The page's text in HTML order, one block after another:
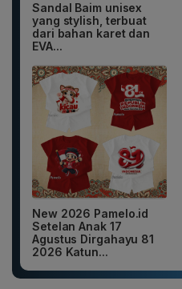
Sandal Baim unisex
yang stylish, terbuat
dari bahan karet dan
EVA...
New 2026 Pamelo.id
Setelan Anak 17
Agustus Dirgahayu 81
2026 Katun...